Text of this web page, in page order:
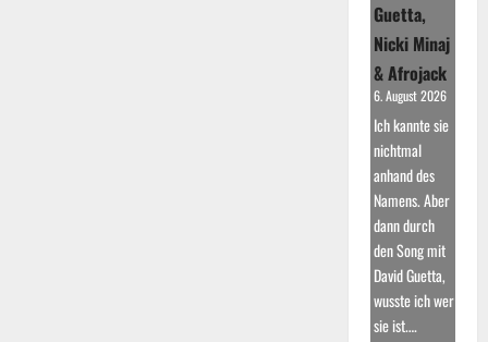
Guetta,
Nicki Minaj
& Afrojack
6. August 2026
Ich kannte sie
nichtmal
anhand des
Namens. Aber
dann durch
den Song mit
David Guetta,
wusste ich wer
sie ist.…